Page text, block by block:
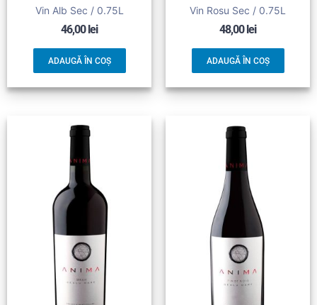
Vin Alb Sec / 0.75L
46,00lei
ADAUGĂ ÎN COȘ
Vin Rosu Sec / 0.75L
48,00lei
ADAUGĂ ÎN COȘ